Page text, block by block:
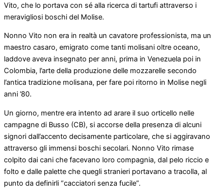
Vito, che lo portava con sé alla ricerca di tartufi attraverso i
meravigliosi boschi del Molise.
Nonno Vito non era in realtà un cavatore professionista, ma un
maestro casaro, emigrato come tanti molisani oltre oceano,
laddove aveva insegnato per anni, prima in Venezuela poi in
Colombia, l’arte della produzione delle mozzarelle secondo
l’antica tradizione molisana, per fare poi ritorno in Molise negli
anni ’80.
Un giorno, mentre era intento ad arare il suo orticello nelle
campagne di Busso (CB), si accorse della presenza di alcuni
signori dall’accento decisamente particolare, che si aggiravano
attraverso gli immensi boschi secolari. Nonno Vito rimase
colpito dai cani che facevano loro compagnia, dal pelo riccio e
folto e dalle palette che quegli stranieri portavano a tracolla, al
punto da definirli “cacciatori senza fucile”.